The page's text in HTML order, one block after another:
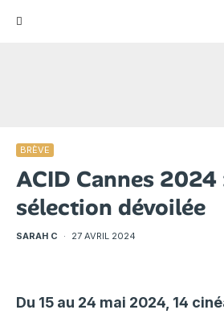
BRÈVE
ACID Cannes 2024
sélection dévoilée
SARAH C · 27 AVRIL 2024
Du 15 au 24 mai 2024, 14